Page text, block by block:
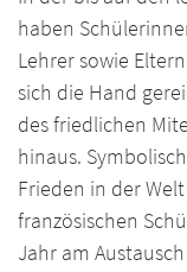
haben
Lehrer sowie
sich die Hand
des friedlichen
hinaus.
Frieden in der
französischen
Jahr am